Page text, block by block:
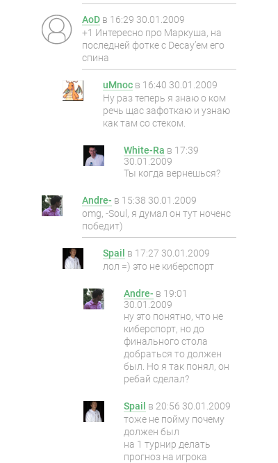
AoD в 16:29 30.01.2009
+1 Интересно про Маркуша, на
последней фотке с Decay’ем его
спина
uMnoc в 16:40 30.01.2009
Ну раз теперь я знаю о ком
речь щас зафоткаю и узнаю
как там со стеком.
White-Ra в 17:39
30.01.2009
Ты когда вернешься?
Andre- в 15:38 30.01.2009
omg, -Soul, я думал он тут ноченс
победит)
Spail в 17:27 30.01.2009
лол =) это не киберспорт
Andre- в 19:01
30.01.2009
ну это понятно, что не
киберспорт, но до
финального стола
добраться то должен
был. Но я так понял, он
ребай сделал?
Spail в 20:56 30.01.2009
тоже не пойму почему
должен был
на 1 турнир делать
прогноз на игрока